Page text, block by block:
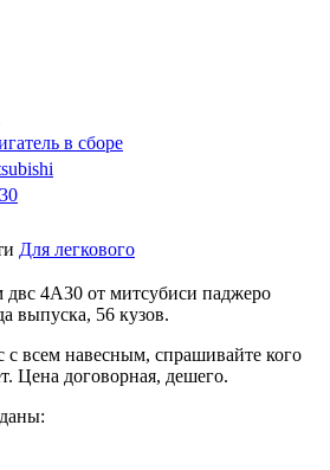
в сборе
Для легкового
двс 4А30 от митсубиси паджеро
выпуска, 56 кузов.
с всем навесным, спрашивайте кого
Цена договорная, дешего.